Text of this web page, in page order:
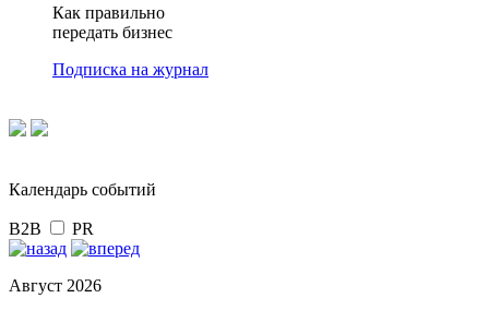
Как правильно
передать бизнес
Подписка на журнал
Календарь событий
B2B PR
Август 2026